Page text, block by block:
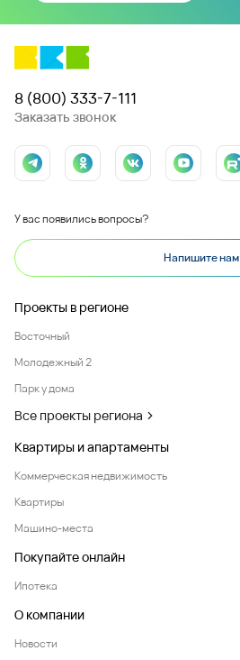
8 (800) 333-7-111
Заказать звонок
У вас появились вопросы?
Напишите нам
Проекты в регионе
Восточный
Молодежный 2
Парк у дома
Все проекты региона
Квартиры и апартаменты
Коммерческая недвижимость
Квартиры
Машино-места
Покупайте онлайн
Ипотека
О компании
Новости